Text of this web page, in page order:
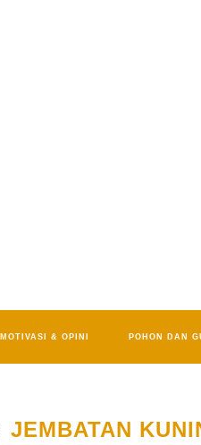
MOTIVASI & OPINI POHON DAN
JEMBATAN